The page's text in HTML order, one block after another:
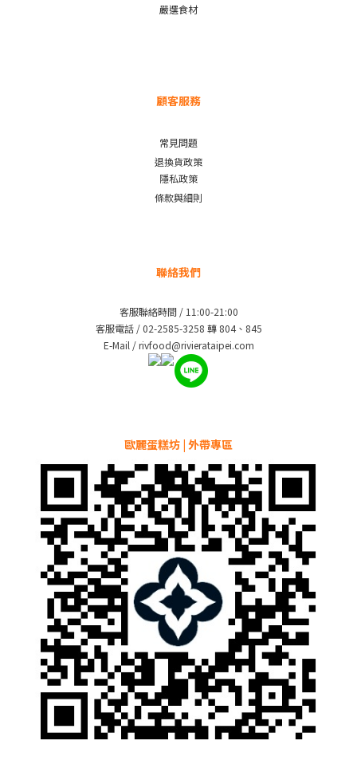
嚴選食材
顧客服務
常見問題
退換貨政策
隱私政策
條款與細則
聯絡我們
客服聯絡時間 / 11:00-21:00
客服電話 / 02-2585-3258 轉 804、845
E-Mail / rivfood@rivierataipei.com
歐麗蛋糕坊 | 外帶專區